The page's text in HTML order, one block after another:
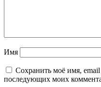
Имя
Сохранить моё имя, email
последующих моих